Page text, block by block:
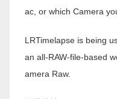
ac, or which Camera
LRTimelapse is being
an all-RAW-file-based
amera Raw.